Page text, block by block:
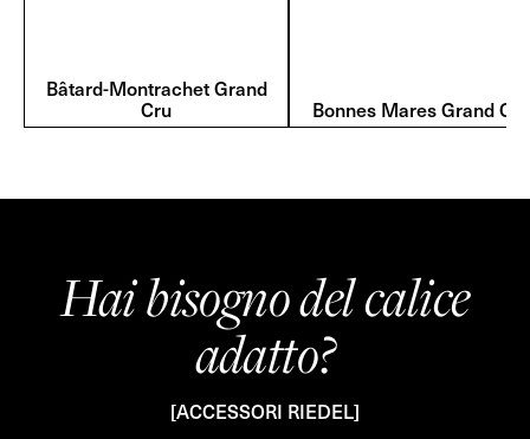
Bâtard-Montrachet Grand
Cru
Bonnes Mares Grand Cru
Hai bisogno del calice
adatto?
[ACCESSORI RIEDEL]